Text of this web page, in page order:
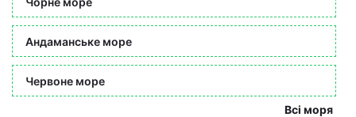
Андаманське море
Червоне море
Всі моря